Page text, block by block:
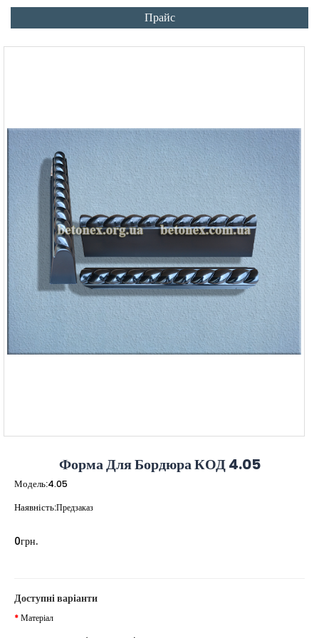
Прайс
Форма Для Бордюра КОД 4.05
Модель:4.05
Наявність:Предзаказ
0грн.
Доступні варіанти
Матеріал